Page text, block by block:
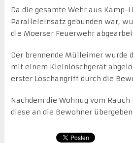
Da die gesamte Wehr aus
Paralleleinsatz gebunden war,
die Moerser Feuerwehr
Der brennende Mülleimer wurde
mit einem Kleinlöschgerät
erster Löschangriff durch die
Nachdem die Wohnug vom
diese an die Bewohner